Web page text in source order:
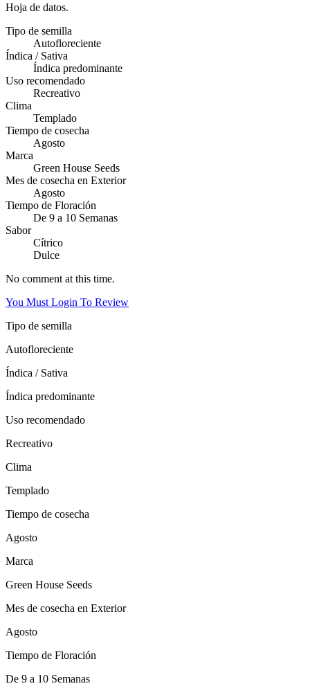
Hoja de datos.
Tipo de semilla
Autofloreciente
Índica / Sativa
Índica predominante
Uso recomendado
Recreativo
Clima
Templado
Tiempo de cosecha
Agosto
Marca
Green House Seeds
Mes de cosecha en Exterior
Agosto
Tiempo de Floración
De 9 a 10 Semanas
Sabor
Cítrico
Dulce
No comment at this time.
You Must Login To Review
Tipo de semilla
Autofloreciente
Índica / Sativa
Índica predominante
Uso recomendado
Recreativo
Clima
Templado
Tiempo de cosecha
Agosto
Marca
Green House Seeds
Mes de cosecha en Exterior
Agosto
Tiempo de Floración
De 9 a 10 Semanas